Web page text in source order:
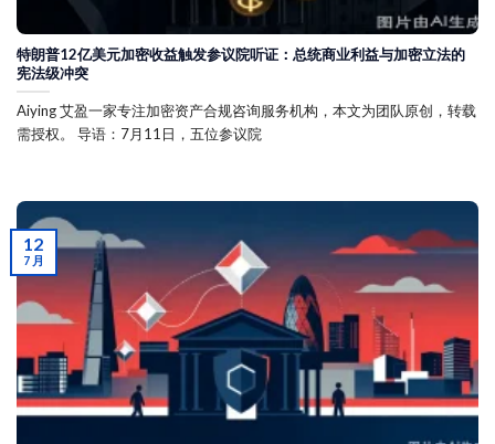
特朗普12亿美元加密收益触发参议院听证：总统商业利益与加密立法的
宪法级冲突
Aiying 艾盈一家专注加密资产合规咨询服务机构，本文为团队原创，转载
需授权。 导语：7月11日，五位参议院
12
7 月